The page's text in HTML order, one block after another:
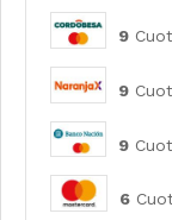
9
9
9
6